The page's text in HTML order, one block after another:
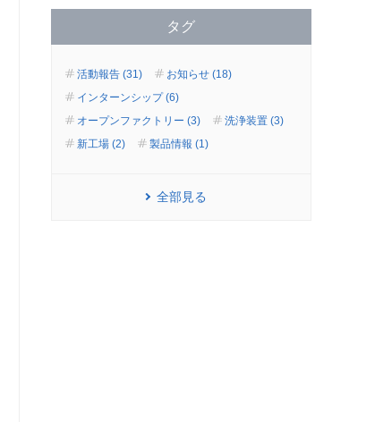
タグ
活動報告 (31)
お知らせ (18)
インターンシップ (6)
オープンファクトリー (3)
洗浄装置 (3)
新工場 (2)
製品情報 (1)
全部見る